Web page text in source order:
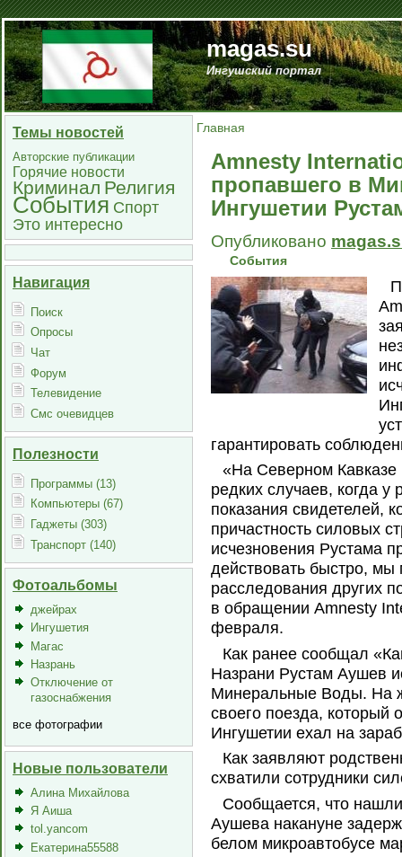
magas.su
Ингушский портал
Темы новостей
Авторские публикации
Горячие новости
Криминал Религия
События Спорт
Это интересно
Навигация
Поиск
Опросы
Чат
Форум
Телевидение
Смс очевидцев
Полезности
Программы (13)
Компьютеры (67)
Гаджеты (303)
Транспорт (140)
Фотоальбомы
джейрах
Ингушетия
Магас
Назрань
Отключение от
газоснабжения
все фотографии
Новые пользователи
Алина Михайлова
Я Аиша
tol.yancom
Екатерина55588
Главная
Amnesty
пропавшего в
Ингушетии
Опубликовано
События
гарантировать
«На Северном Кавказе
редких случаев, когда у
показания свидетелей,
причастность силовых
исчезновения Рустама
действовать быстро, мы
расследования других
в обращении Amnesty
февраля.
Как ранее сообщал
Назрани Рустам Аушев
Минеральные Воды. На
своего поезда, который
Ингушетии ехал на
Как заявляют
схватили сотрудники
Сообщается, что
Аушева накануне
белом микроавтобусе